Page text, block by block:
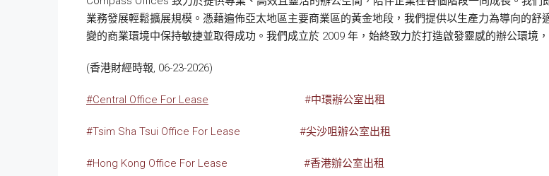
業務發展輕鬆擴展規模。憑藉遍佈亞太地區主要商業區的黃金地段，我們提供以生產力為導向的
變的商業環境中保持敏捷並取得成功。我們成立於 2009 年，始終致力於打造啟發靈感的辦公環境
(香港財經時報, 06-23-2026)
#Central Office For Lease #中環辦公室出租
#Tsim Sha Tsui Office For Lease #尖沙咀辦公室出租
#Hong Kong Office For Lease #香港辦公室出租